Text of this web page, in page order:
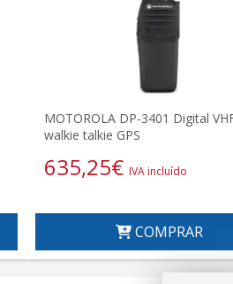
MOTOROLA DP-3401 Digital
walkie talkie GPS
635,25€ IVA incluído
COMPRAR